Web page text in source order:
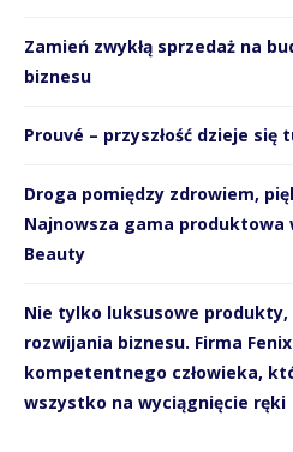
Zamień zwykłą sprzedaż na
biznesu
Prouvé – przyszłość dzieje się
Droga pomiędzy zdrowiem,
Najnowsza gama produktowa
Beauty
Nie tylko luksusowe produkty,
rozwijania biznesu. Firma
kompetentnego człowieka,
wszystko na wyciągnięcie ręki